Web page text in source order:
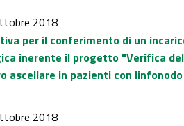
2018
per il conferimento di un
inerente il progetto "Verifica
ascellare in pazienti con
2018